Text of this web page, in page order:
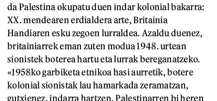
da Palestina okupatu duen indar kolonial bakarra:
XX. mendearen erdialdera arte, Britainia
Handiaren esku zegoen lurraldea. Azaldu duenez,
britainiarrek eman zuten modua 1948. urtean
sionistek boterea hartu eta lurrak bereganatzeko.
«1958ko garbiketa etnikoa hasi aurretik, botere
kolonial sionistak lau hamarkada zeramatzan,
gutxienez, indarra hartzen. Palestinarren bi heren